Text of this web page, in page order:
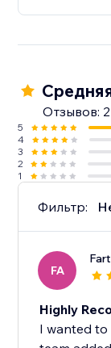
Отзывов: 2
5
4
3
2
1
Фильтр:
FA
Highly
I wanted to